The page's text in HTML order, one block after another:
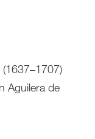
Aguilera de